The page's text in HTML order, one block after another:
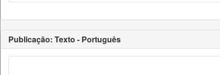
Publicação: Texto - Português